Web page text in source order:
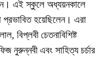
এই স্কুলে অধ্যয়নকালে
হয়েছিলেন। এরা
বিপ্লবী চেতনাবিশিষ্ট
নুরুন্নবী এবং সাহিত্য চর্চার